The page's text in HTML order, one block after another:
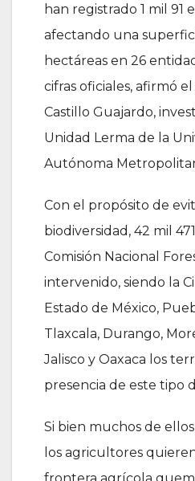
han registrado 1 mil 91
afectando una
hectáreas en 26
cifras oficiales, afirmó
Castillo Guajardo,
Unidad Lerma de la
Autónoma
Con el propósito de
biodiversidad, 42 mil
Comisión Nacional
intervenido, siendo la
Estado de México,
Tlaxcala, Durango,
Jalisco y Oaxaca los
presencia de este tipo
Si bien muchos de
los agricultores